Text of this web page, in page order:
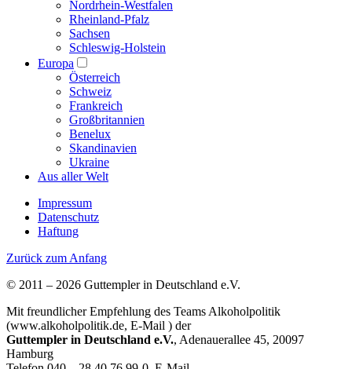
Nordrhein-Westfalen
Rheinland-Pfalz
Sachsen
Schleswig-Holstein
Europa
Österreich
Schweiz
Frankreich
Großbritannien
Benelux
Skandinavien
Ukraine
Aus aller Welt
Impressum
Datenschutz
Haftung
Zurück zum Anfang
© 2011 – 2026 Guttempler in Deutschland e.V.
Mit freundlicher Empfehlung des Teams Alkoholpolitik
(www.alkoholpolitik.de, E-Mail ) der
Guttempler in Deutschland e.V., Adenauerallee 45, 20097
Hamburg